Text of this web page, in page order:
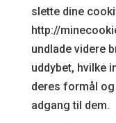
slette dine
http://
undlade videre
uddybet, hvilke
deres formål
adgang til dem.